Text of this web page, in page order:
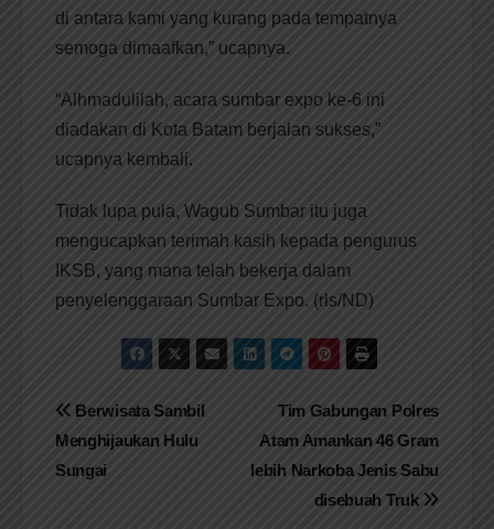
di antara kami yang kurang pada tempatnya
semoga dimaafkan,” ucapnya.
“Alhmadulilah, acara sumbar expo ke-6 ini
diadakan di Kota Batam berjalan sukses,”
ucapnya kembali.
Tidak lupa pula, Wagub Sumbar itu juga
mengucapkan terimah kasih kepada pengurus
IKSB, yang mana telah bekerja dalam
penyelenggaraan Sumbar Expo. (rls/ND)
Navigasi
pos
Tim Gabungan Polres
Atam Amankan 46 Gram
lebih Narkoba Jenis Sabu
disebuah Truk
Berwisata Sambil
Menghijaukan Hulu
Sungai